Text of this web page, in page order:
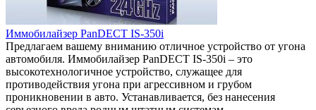
Иммобилайзер PanDECT IS-350i
Предлагаем вашему вниманию отличное устройство от угона
автомобиля. Иммобилайзер PanDECT IS-350i – это
высокотехнологичное устройство, служащее для
противодействия угона при агрессивном и грубом
проникновении в авто. Устанавливается, без нанесения